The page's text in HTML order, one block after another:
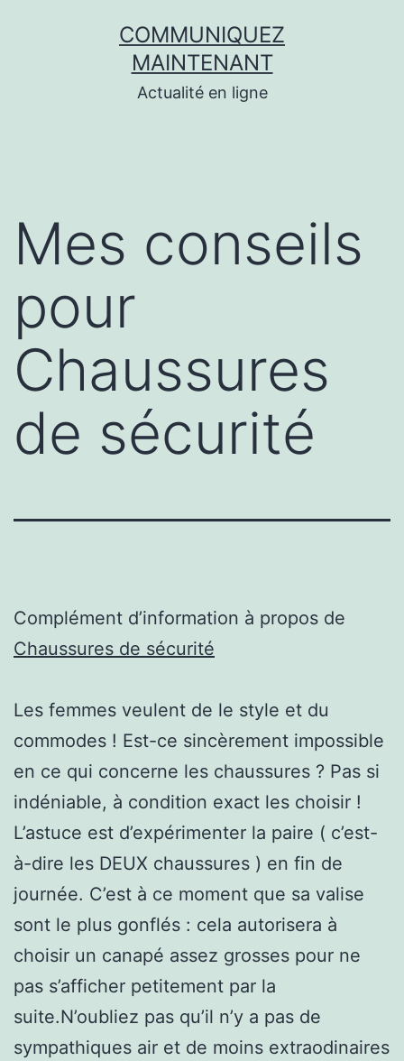
COMMUNIQUEZ
MAINTENANT
Actualité en ligne
Mes conseils
pour
Chaussures
de sécurité
Complément d’information à propos de
Chaussures de sécurité
Les femmes veulent de le style et du
commodes ! Est-ce sincèrement impossible
en ce qui concerne les chaussures ? Pas si
indéniable, à condition exact les choisir !
L’astuce est d’expérimenter la paire ( c’est-
à-dire les DEUX chaussures ) en fin de
journée. C’est à ce moment que sa valise
sont le plus gonflés : cela autorisera à
choisir un canapé assez grosses pour ne
pas s’afficher petitement par la
suite.N’oubliez pas qu’il n’y a pas de
sympathiques air et de moins extraodinaires